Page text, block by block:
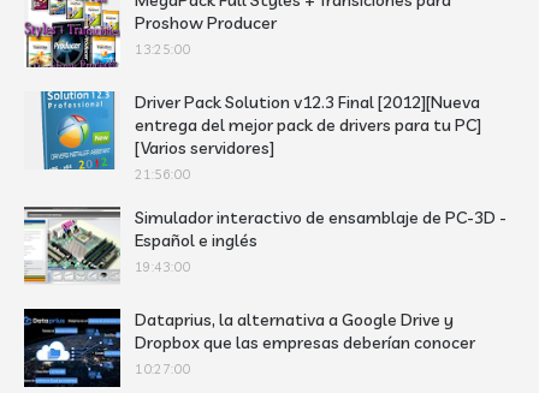
Proshow Producer
13:25:00
Driver Pack Solution v12.3 Final [2012][Nueva
entrega del mejor pack de drivers para tu PC]
[Varios servidores]
21:56:00
Simulador interactivo de ensamblaje de PC-3D -
Español e inglés
19:43:00
Dataprius, la alternativa a Google Drive y
Dropbox que las empresas deberían conocer
10:27:00